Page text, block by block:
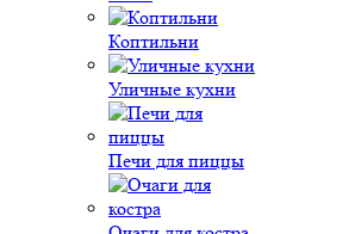
Коптильни
Уличные кухни
Печи для пиццы